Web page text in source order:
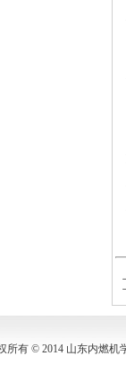
所有 © 2014 山东内燃机